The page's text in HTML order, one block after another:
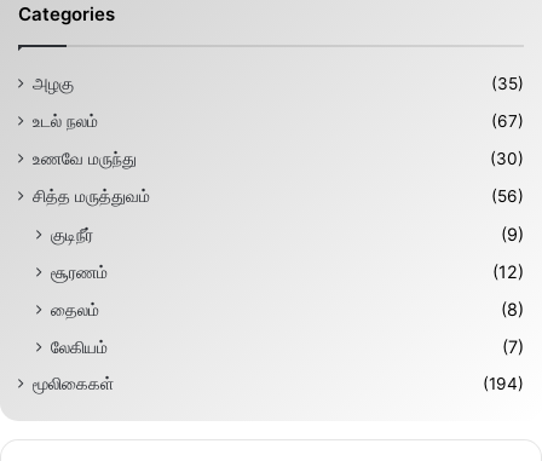
Categories
அழகு
(35)
உடல் நலம்
(67)
உணவே மருந்து
(30)
சித்த மருத்துவம்
(56)
குடிநீர்
(9)
சூரணம்
(12)
தைலம்
(8)
லேகியம்
(7)
மூலிகைகள் (194)